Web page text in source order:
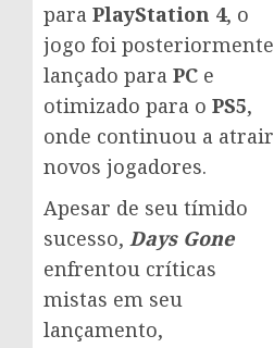
para PlayStation 4, o
jogo foi posteriormente
lançado para PC e
otimizado para o PS5,
onde continuou a atrair
novos jogadores.
Apesar de seu tímido
sucesso, Days Gone
enfrentou críticas
mistas em seu
lançamento,